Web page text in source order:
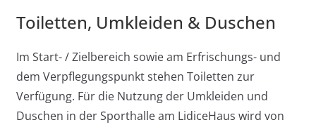
Toiletten, Umkleiden & Duschen
Im Start- / Zielbereich sowie am Erfrischungs- und
dem Verpflegungspunkt stehen Toiletten zur
Verfügung. Für die Nutzung der Umkleiden und
Duschen in der Sporthalle am LidiceHaus wird von